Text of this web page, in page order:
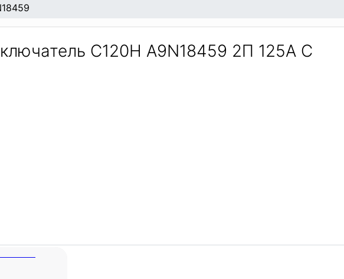
C120H A9N18459 2П 125A C